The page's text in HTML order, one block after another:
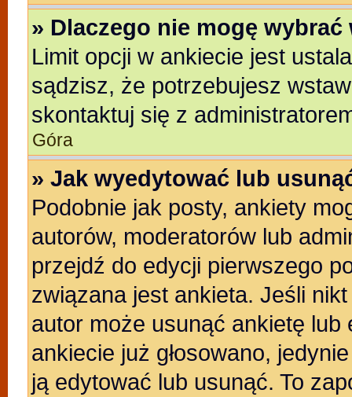
» Dlaczego nie mogę
Limit opcji w ankiecie jest
sądzisz, że potrzebujesz
skontaktuj się z
Góra
» Jak wyedytować lub
Podobnie jak posty, ankiety
autorów, moderatorów lub
przejdź do edycji pierwszego
związana jest ankieta. Jeśli
autor może usunąć ankietę
ankiecie już głosowano,
ją edytować lub usunąć. To